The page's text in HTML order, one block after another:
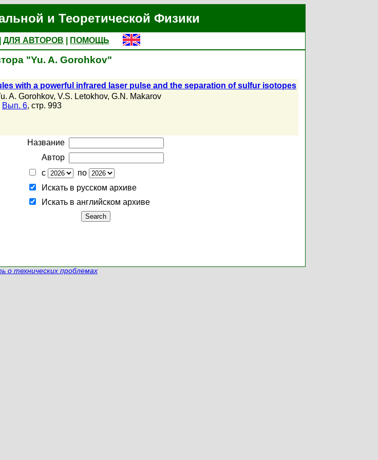
и Теоретической Физики
ДЛЯ АВТОРОВ
ПОМОЩЬ
"Yu. A. Gorohkov"
with a powerful infrared laser pulse and the separation of sulfur isotopes
A. Gorohkov, V.S. Letokhov, G.N. Makarov
Вып. 6, стр. 993
Название
Автор
с
по
Искать в русском архиве
Искать в английском архиве
о технических проблемах